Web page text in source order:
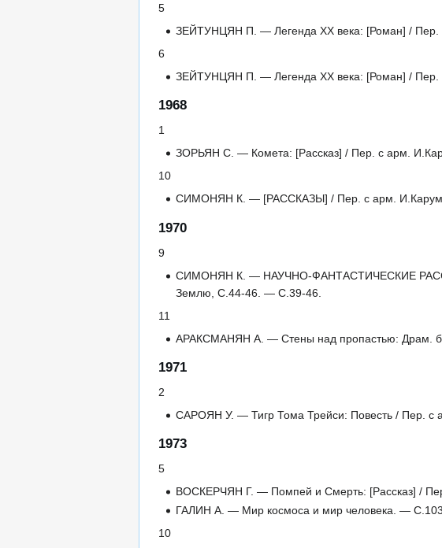
5
ЗЕЙТУНЦЯН П. — Легенда ХХ века: [Роман] / Пер.
6
ЗЕЙТУНЦЯН П. — Легенда ХХ века: [Роман] / Пер.
1968
1
ЗОРЬЯН С. — Комета: [Рассказ] / Пер. с арм.
10
СИМОНЯН К. — [РАССКАЗЫ] / Пер. с арм.
1970
9
СИМОНЯН К. — НАУЧНО-ФАНТАСТИЧЕСКИЕ
Землю, С.44-46. — С.39-46.
11
АРАКСМАНЯН А. — Стены над пропастью: Драм.
1971
2
САРОЯН У. — Тигр Тома Трейси: Повесть / Пер. с
1973
5
ВОСКЕРЧЯН Г. — Помпей и Смерть: [Рассказ] /
ГАЛИН А. — Мир космоса и мир человека. —
10